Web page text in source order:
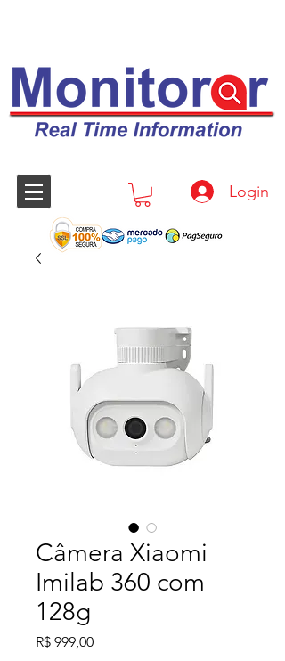
Login
Câmera Xiaomi
Imilab 360 com
128g
R$ 999,00Preço